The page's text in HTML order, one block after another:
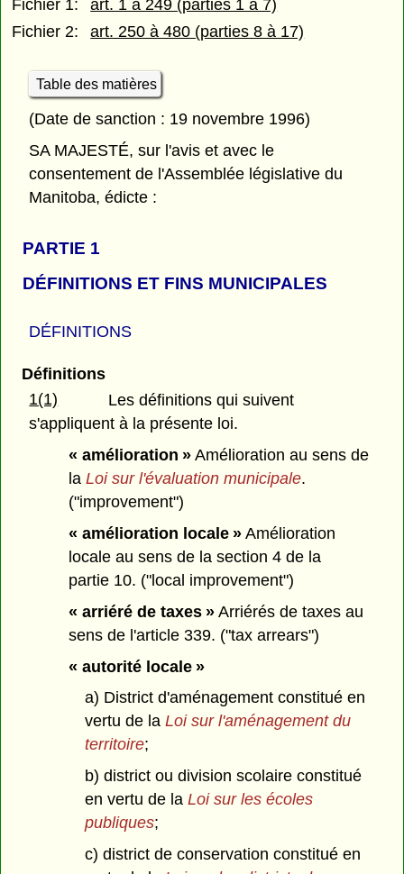
Fichier 1:
art. 1 à 249 (parties 1 à 7)
Fichier 2:
art. 250 à 480 (parties 8 à 17)
Table des matières
(Date de sanction : 19 novembre 1996)
SA MAJESTÉ, sur l'avis et avec le
consentement de l'Assemblée législative du
Manitoba, édicte :
PARTIE 1
DÉFINITIONS ET FINS MUNICIPALES
DÉFINITIONS
Définitions
1(1)
Les définitions qui suivent
s'appliquent à la présente loi.
« amélioration » Amélioration au sens de
laLoi sur l'évaluation municipale.
("improvement")
« amélioration locale » Amélioration
locale au sens de la section 4 de la
partie 10. ("local improvement")
« arriéré de taxes » Arriérés de taxes au
sens de l'article 339. ("tax arrears")
« autorité locale »
a) District d'aménagement constitué en
vertu de la Loi sur l'aménagement du
territoire;
b) district ou division scolaire constitué
en vertu de la Loi sur les écoles
publiques;
c) district de conservation constitué en